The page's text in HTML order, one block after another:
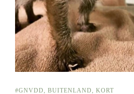
#GNVDD BUITENLAND KORT